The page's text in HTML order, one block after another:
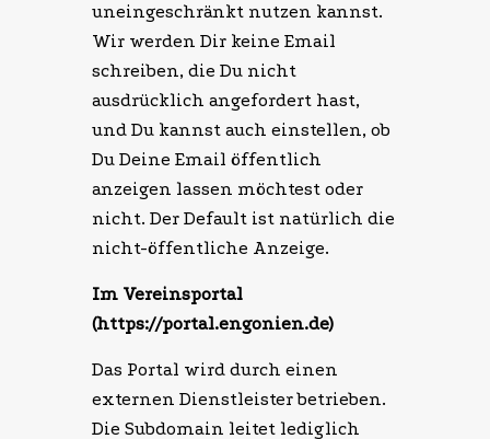
uneingeschränkt nutzen kannst.
Wir werden Dir keine Email
schreiben, die Du nicht
ausdrücklich angefordert hast,
und Du kannst auch einstellen, ob
Du Deine Email öffentlich
anzeigen lassen möchtest oder
nicht. Der Default ist natürlich die
nicht-öffentliche Anzeige.
Im Vereinsportal
(https://portal.engonien.de)
Das Portal wird durch einen
externen Dienstleister betrieben.
Die Subdomain leitet lediglich